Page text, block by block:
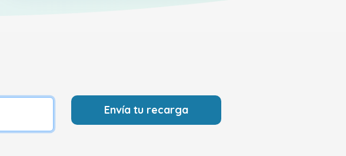
Envía tu recarga